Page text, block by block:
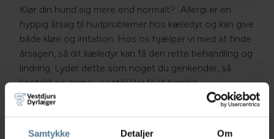
Samtykke Detaljer Om
Klør din hund sig mere end normalt? Allergi er en
hyppig årsag til hudproblemer hos kæledyr og kan give
både kløe og irritation. Hos os hjælper vi med at finde
årsagen, så dit kæledyr kan få den rette behandling og
lindring. Lyder dette som noget du genkender, så
kontakt os gerne - vi står klar til at hjælpe.